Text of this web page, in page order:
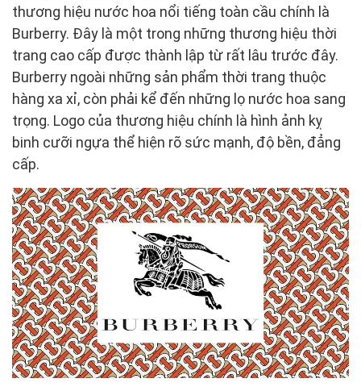
thương hiệu nước hoa nổi tiếng toàn cầu chính là
Burberry. Đây là một trong những thương hiệu thời
trang cao cấp được thành lập từ rất lâu trước đây.
Burberry ngoài những sản phẩm thời trang thuộc
hàng xa xỉ, còn phải kể đến những lọ nước hoa sang
trọng. Logo của thương hiệu chính là hình ảnh kỵ
binh cưỡi ngựa thể hiện rõ sức mạnh, độ bền, đẳng
cấp.